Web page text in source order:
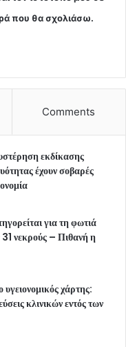
που θα σχολιάσω.
Comments
εκδίκασης
έχουν σοβαρές
για τη φωτιά
31 νεκρούς – Πιθανή η
χάρτης:
κλινικών εντός των